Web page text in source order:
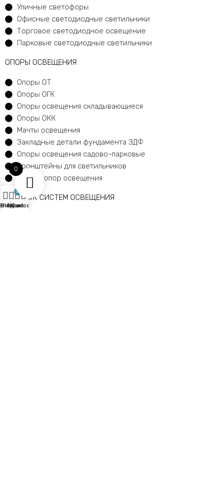
Уличные светофоры
Офисные светодиодные светильники
Торговое светодиодное освещение
Парковые светодиодные светильники
ОПОРЫ ОСВЕЩЕНИЯ
Опоры ОТ
Опоры ОГК
Опоры освещения складывающиеся
Опоры ОКК
Мачты освещения
Закладные детали фундамента ЗДФ
Опоры освещения садово-парковые
Кронштейны для светильников
Цоколь опор освещения
МОНТАЖ СИСТЕМ ОСВЕЩЕНИЯ
0
Sidebar
0
Cart
My account